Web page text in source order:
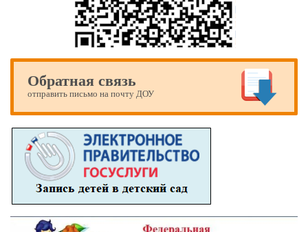
Обратная связь
отправить письмо на почту ДОУ